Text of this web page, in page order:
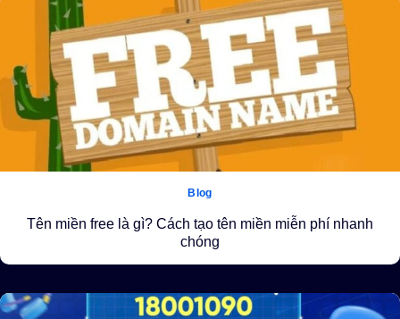
Blog
Tên miền free là gì? Cách tạo tên miền miễn phí nhanh
chóng